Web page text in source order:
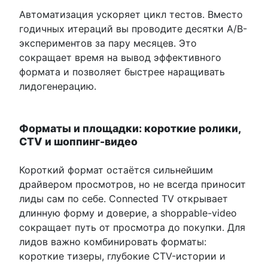
Автоматизация ускоряет цикл тестов. Вместо
годичных итераций вы проводите десятки A/B-
экспериментов за пару месяцев. Это
сокращает время на вывод эффективного
формата и позволяет быстрее наращивать
лидогенерацию.
Форматы и площадки: короткие ролики,
CTV и шоппинг-видео
Короткий формат остаётся сильнейшим
драйвером просмотров, но не всегда приносит
лиды сам по себе. Connected TV открывает
длинную форму и доверие, а shoppable-video
сокращает путь от просмотра до покупки. Для
лидов важно комбинировать форматы:
короткие тизеры, глубокие CTV-истории и